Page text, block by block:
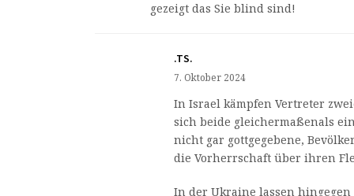
gezeigt das Sie blind sind!
.TS.
7. Oktober 2024
In Israel kämpfen Vertreter
sich beide gleichermaßenals
nicht gar gottgegebene,
die Vorherrschaft über ihren
In der Ukraine lassen